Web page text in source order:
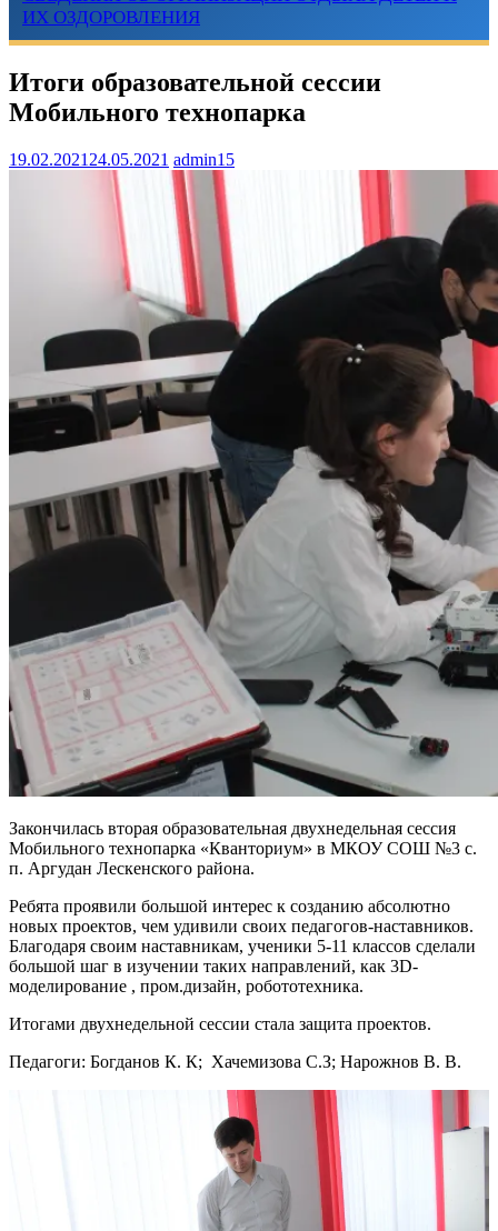
ИХ ОЗДОРОВЛЕНИЯ
Итоги образовательной сессии
Мобильного технопарка
19.02.2021 24.05.2021 admin15
Закончилась вторая образовательная двухнедельная сессия
Мобильного технопарка «Кванториум» в МКОУ СОШ №3 с.
п. Аргудан Лескенского района.
Ребята проявили большой интерес к созданию абсолютно
новых проектов, чем удивили своих педагогов-наставников.
Благодаря своим наставникам, ученики 5-11 классов сделали
большой шаг в изучении таких направлений, как 3D-
моделирование , пром.дизайн, робототехника.
Итогами двухнедельной сессии стала защита проектов.
Педагоги: Богданов К. К; Хачемизова С.З; Нарожнов В. В.